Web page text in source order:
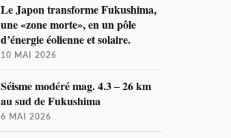
Le Japon transforme Fukushima,
une «zone morte», en un pôle
d’énergie éolienne et solaire.
10 MAI 2026
Séisme modéré mag. 4.3 – 26 km
au sud de Fukushima
6 MAI 2026